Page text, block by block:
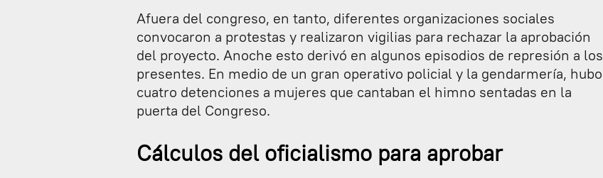
Afuera del congreso, en tanto, diferentes organizaciones sociales
convocaron a protestas y realizaron vigilias para rechazar la aprobación
del proyecto. Anoche esto derivó en algunos episodios de represión a los
presentes. En medio de un gran operativo policial y la gendarmería, hubo
cuatro detenciones a mujeres que cantaban el himno sentadas en la
puerta del Congreso.
Cálculos del oficialismo para aprobar